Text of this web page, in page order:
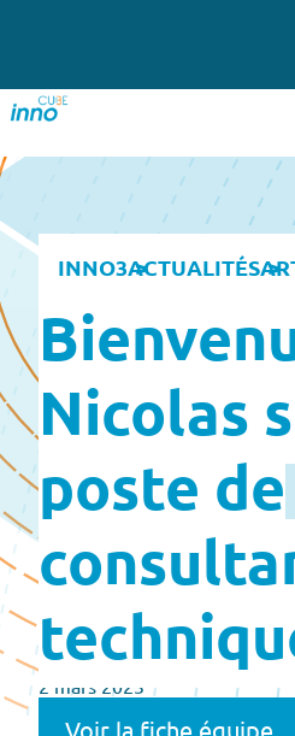
INNO3ACTUALITÉS
Nicolas
poste de
2 mars 2023
Voir la fiche équipe